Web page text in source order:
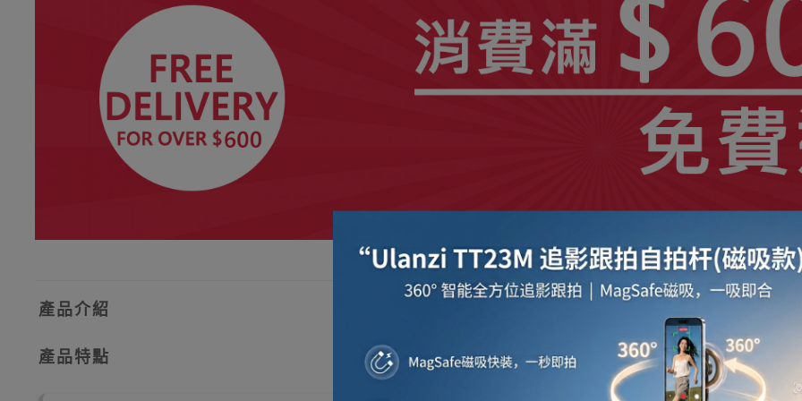
產品介紹
產品特點